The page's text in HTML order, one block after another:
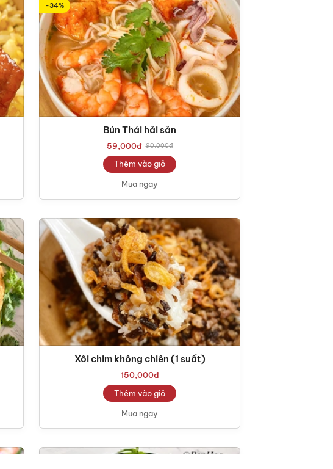
-34%
Bún Thái hải sản
59,000đ 90,000đ
Mua ngay
Thêm vào giỏ
Xôi chim không chiên (1 suất)
150,000đ
Mua ngay
Thêm vào giỏ